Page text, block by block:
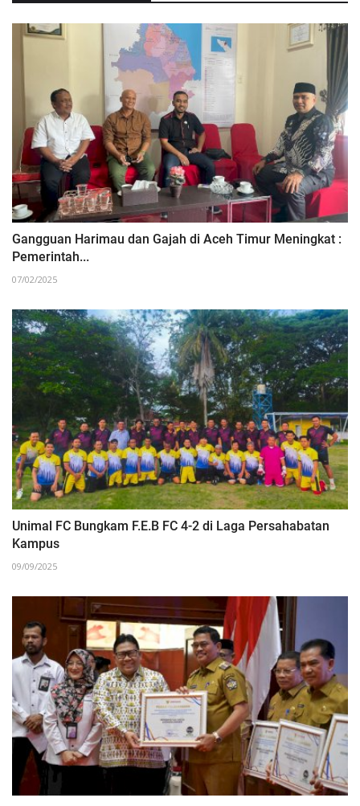
Gangguan Harimau dan Gajah di Aceh Timur Meningkat :
Pemerintah...
07/02/2025
Unimal FC Bungkam F.E.B FC 4-2 di Laga Persahabatan
Kampus
09/09/2025